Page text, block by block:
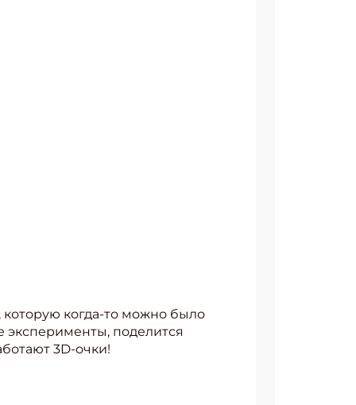
которую когда-то можно было
поделится
3D-очки!